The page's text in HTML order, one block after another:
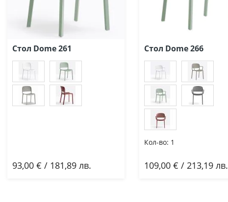
Стол Dome 261
93,00 € / 181,89 лв.
Добави
Стол Dome 266
Кол-во: 1
109,00 € / 213,19 лв.
Добави